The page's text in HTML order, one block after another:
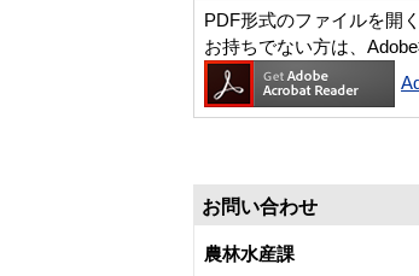
PDF形式のファイルを開
お持ちでない方は、
お問い合わせ
農林水産課